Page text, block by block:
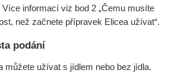
informací viz bod 2 „Čemu musíte
než začnete přípravek Elicea užívat“.
podání
můžete užívat s jídlem nebo bez jídla.